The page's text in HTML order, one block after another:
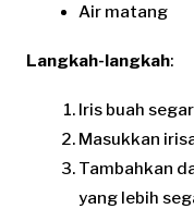
Air matang
Langkah-langkah:
Iris buah
Masukkan
Tambahkan
yang lebih